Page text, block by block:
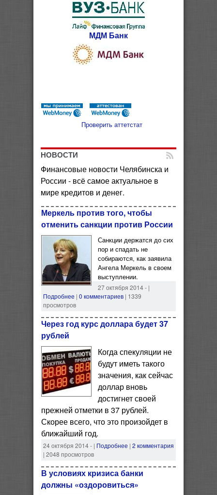
МДМ Банк
Проверить аттетстат
НОВОСТИ
Финансовые новости Челябинска и
России - всё самое актуальное в
мире кредитов и денег.
Меркель против того, чтобы
отменить санкции против России
Санкции держатся до сих
пор и спадать не
собираются, как заявила
Ангела Меркель в своем
выступлении.
27 октября 2014 - |
Подробнее | 0 комментариев | 1339
просмотров
Через год курс доллара будет 37
рублей
Когда спекуляции не
будут иметь такого
значения, как сейчас
доллар вновь
достигнет своей
прежней отметки в 37 рублей.
Скорее всего, что это произойдет в
ближайший год.
24 октября 2014 - | Подробнее | 2 комментария
| 2048 просмотров
В условиях кризиса банки
должны «оздоровиться»